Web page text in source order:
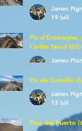
James
19 juil.
Pic d'Estaragne,
l'arête Nord (65)
James
Pic de Cuneille
James
13 juil.
Pico del Puerto